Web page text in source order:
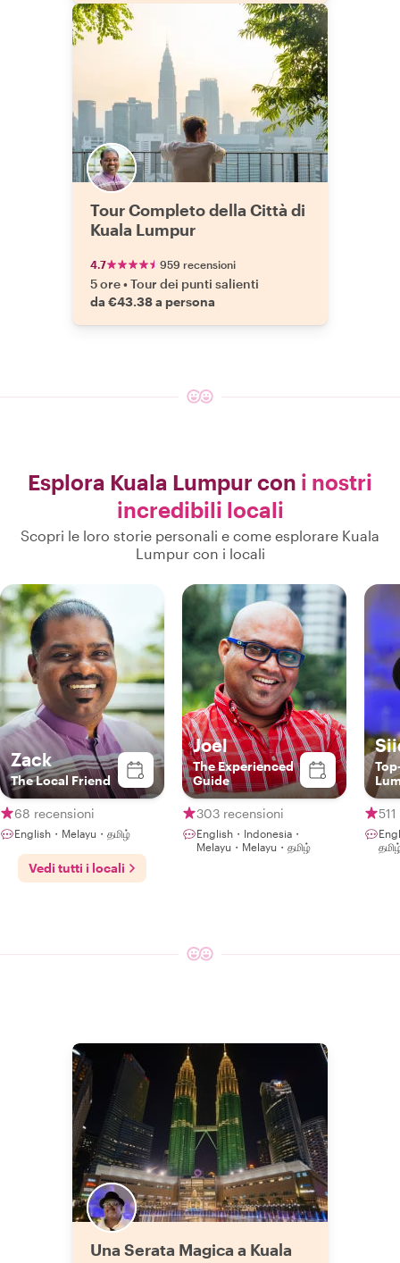
Tour Completo della Città di
Kuala Lumpur
4.7 959 recensioni
5 ore•Tour dei punti salienti
da €43.38 a persona
Esplora Kuala Lumpur con i nostri
incredibili locali
Scopri le loro storie personali e come esplorare Kuala
Lumpur con i locali
Zack
The Local Friend
68 recensioni
English・Melayu・தமிழ்
Joel
The Experienced
Guide
303 recensioni
English・Indonesia・
Melayu・Melayu・தமிழ்
Vedi tutti i locali
Una Serata Magica a Kuala